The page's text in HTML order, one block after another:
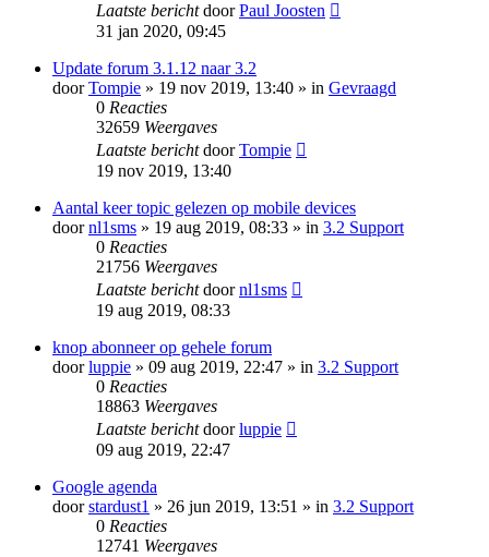
Laatste berichtdoorPaul Joosten
31 jan 2020, 09:45
Update forum 3.1.12 naar 3.2
doorTompie » 19 nov 2019, 13:40 » in Gevraagd
0 Reacties
32659 Weergaves
Laatste berichtdoorTompie
19 nov 2019, 13:40
Aantal keer topic gelezen op mobile devices
doornl1sms » 19 aug 2019, 08:33 » in 3.2 Support
0 Reacties
21756 Weergaves
Laatste berichtdoornl1sms
19 aug 2019, 08:33
knop abonneer op gehele forum
doorluppie » 09 aug 2019, 22:47 » in 3.2 Support
0 Reacties
18863 Weergaves
Laatste berichtdoorluppie
09 aug 2019, 22:47
Google agenda
doorstardust1 » 26 jun 2019, 13:51 » in 3.2 Support
0 Reacties
12741 Weergaves